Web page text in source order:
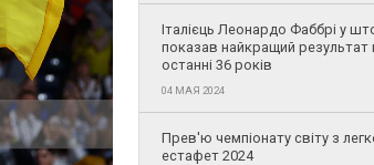
Італієць Леонардо Фаббрі у
показав найкращий результат
останні 36 років
04 МАЯ 2024
Прев'ю чемпіонату світу з
естафет 2024